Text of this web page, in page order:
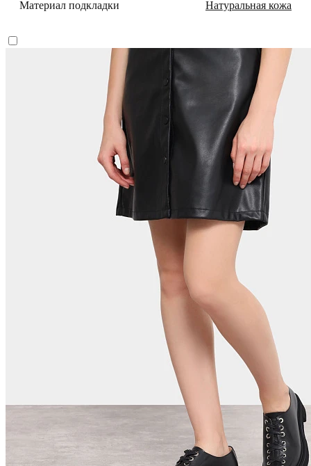
Материал подкладки Натуральная кожа